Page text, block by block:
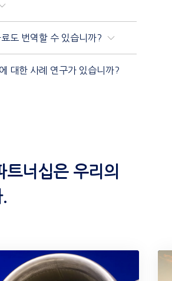
도 번역할 수 있습니까?
대한 사례 연구가 있습니까?
트너십은 우리의